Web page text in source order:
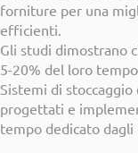
forniture per una
efficienti.
Gli studi dimostrano
5-20% del loro
Sistemi di
progettati e
tempo dedicato